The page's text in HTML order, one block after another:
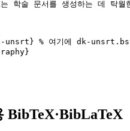
학술 문서를 생성하는 데 탁
unsrt} % 여기에 dk-
BibTeX·BibLaTeX